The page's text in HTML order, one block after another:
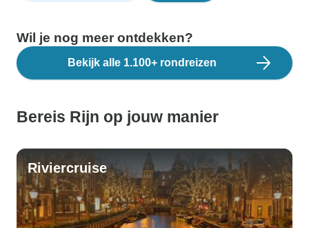
Wil je nog meer ontdekken?
Bekijk alle 1.100+ rondreizen
Bereis Rijn op jouw manier
Riviercruise